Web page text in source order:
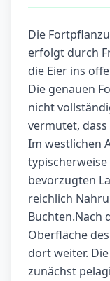
Die
erfolgt durch
die Eier ins
Die genauen
nicht
vermutet,
Im westlichen
typischerweise
bevorzugten
reichlich
Buchten.Nach
Oberfläche
dort weiter.
zunächst